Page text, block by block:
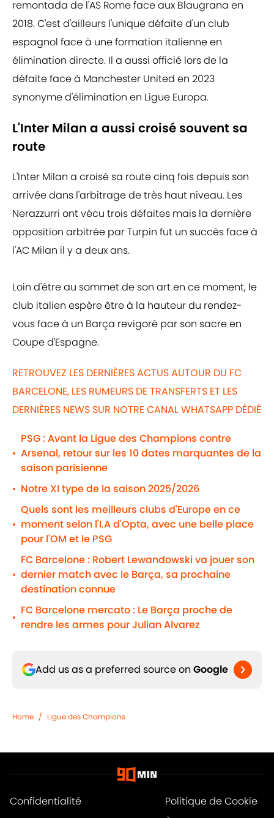
remontada de l'AS Rome face aux Blaugrana en
2018. C'est d'ailleurs l'unique défaite d'un club
espagnol face à une formation italienne en
élimination directe. Il a aussi officié lors de la
défaite face à Manchester United en 2023
synonyme d'élimination en Ligue Europa.
L'Inter Milan a aussi croisé souvent sa
route
L'Inter Milan a croisé sa route cinq fois depuis son
arrivée dans l'arbitrage de très haut niveau. Les
Nerazzurri ont vécu trois défaites mais la dernière
opposition arbitrée par Turpin fut un succès face à
l'AC Milan il y a deux ans.
Loin d'être au sommet de son art en ce moment, le
club italien espère être à la hauteur du rendez-
vous face à un Barça revigoré par son sacre en
Coupe d'Espagne.
RETROUVEZ LES DERNIÈRES ACTUS AUTOUR DU FC
BARCELONE, LES RUMEURS DE TRANSFERTS ET LES
DERNIÈRES NEWS SUR NOTRE CANAL WHATSAPP DÉDIÉ
•
PSG : Avant la Ligue des Champions contre
Arsenal, retour sur les 10 dates marquantes de la
saison parisienne
• Notre XI type de la saison 2025/2026
•
Quels sont les meilleurs clubs d'Europe en ce
moment selon l'I.A d'Opta, avec une belle place
pour l'OM et le PSG
•
FC Barcelone : Robert Lewandowski va jouer son
dernier match avec le Barça, sa prochaine
destination connue
•
FC Barcelone mercato : Le Barça proche de
rendre les armes pour Julian Alvarez
Add us as a preferred source on Google
Home / Ligue des Champions
Confidentialité
Politique de Cookie